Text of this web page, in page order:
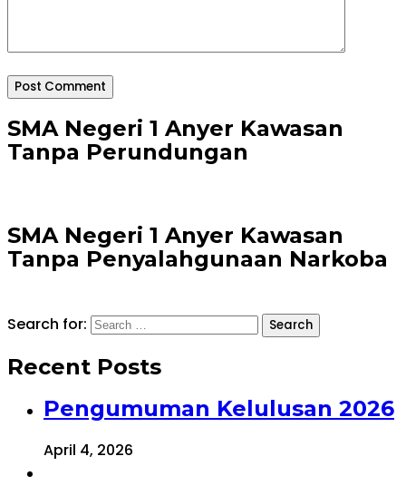
Post Comment
SMA Negeri 1 Anyer Kawasan
Tanpa Perundungan
SMA Negeri 1 Anyer Kawasan
Tanpa Penyalahgunaan Narkoba
Search for: Search
Recent Posts
Pengumuman Kelulusan 2026
April 4, 2026